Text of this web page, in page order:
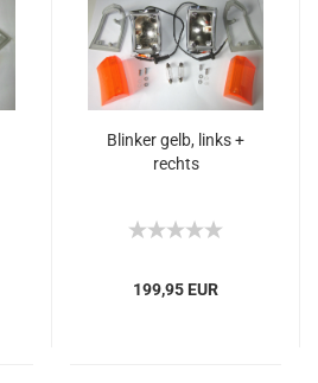
Blinker gelb, links +
rechts
199,95 EUR